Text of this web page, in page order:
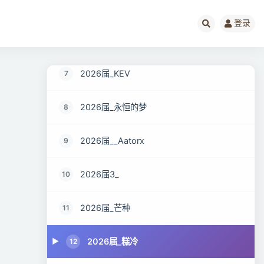
登录
7 2026届_KEV
8 2026届_永恒的梦
9 2026届__Aatorx
10 2026届3_
11 2026届_芒种
12 2026届_糕冷